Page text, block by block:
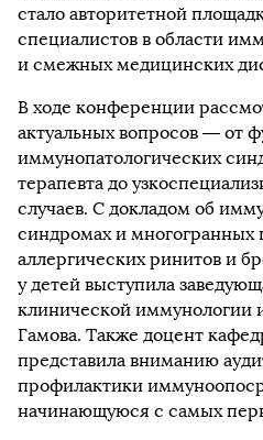
стало авторитетной
специалистов в области
и смежных медицинских
В ходе конференции
актуальных вопросов — от
иммунопатологических
терапевта до
случаев. С докладом об
синдромах и многогранных
аллергических ринитов и
у детей выступила
клинической иммунологии
Гамова. Также доцент
представила вниманию
профилактики
начинающуюся с самых